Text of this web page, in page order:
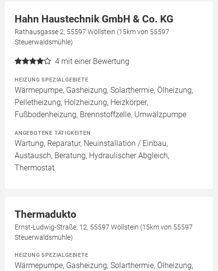
Hahn Haustechnik GmbH & Co. KG
Rathausgasse 2, 55597 Wöllstein (15km von 55597
Steuerwaldsmühle)
4 mit einer Bewertung
HEIZUNG SPEZIALGEBIETE
Wärmepumpe, Gasheizung, Solarthermie, Ölheizung,
Pelletheizung, Holzheizung, Heizkörper,
Fußbodenheizung, Brennstoffzelle, Umwälzpumpe
ANGEBOTENE TÄTIGKEITEN
Wartung, Reparatur, Neuinstallation / Einbau,
Austausch, Beratung, Hydraulischer Abgleich,
Thermostat
Thermadukto
Ernst-Ludwig-Straße, 12, 55597 Wöllstein (15km von 55597
Steuerwaldsmühle)
HEIZUNG SPEZIALGEBIETE
Wärmepumpe, Gasheizung, Solarthermie, Ölheizung,